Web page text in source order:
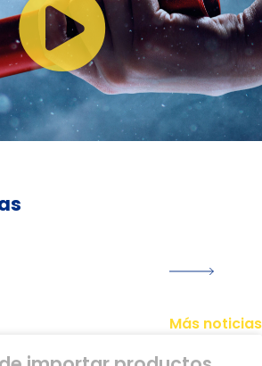
Más noticias